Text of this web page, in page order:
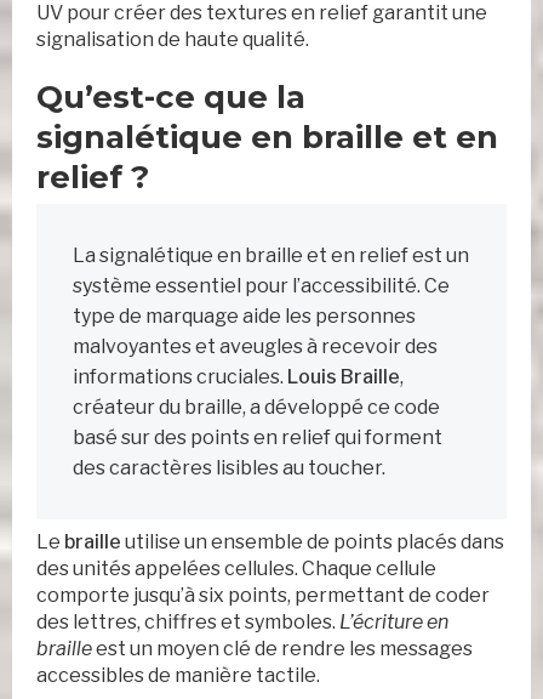
UV pour créer des textures en relief garantit une
signalisation de haute qualité.
Qu’est-ce que la
signalétique en braille et en
relief ?
La signalétique en braille et en relief est un
système essentiel pour l’accessibilité. Ce
type de marquage aide les personnes
malvoyantes et aveugles à recevoir des
informations cruciales. Louis Braille,
créateur du braille, a développé ce code
basé sur des points en relief qui forment
des caractères lisibles au toucher.
Le braille utilise un ensemble de points placés dans
des unités appelées cellules. Chaque cellule
comporte jusqu’à six points, permettant de coder
des lettres, chiffres et symboles. L’écriture en
brailleest un moyen clé de rendre les messages
accessibles de manière tactile.